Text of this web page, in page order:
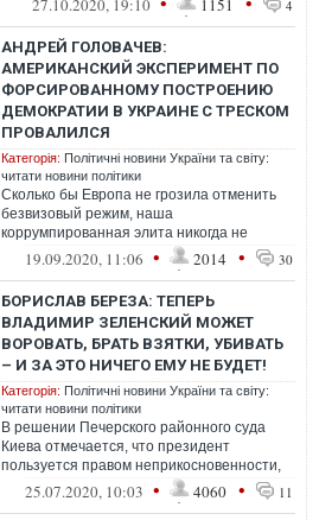
27.10.2020, 19:10 1151 4
АНДРЕЙ ГОЛОВАЧЕВ:
АМЕРИКАНСКИЙ ЭКСПЕРИМЕНТ ПО
ФОРСИРОВАННОМУ ПОСТРОЕНИЮ
ДЕМОКРАТИИ В УКРАИНЕ С ТРЕСКОМ
ПРОВАЛИЛСЯ
Категорія: Політичні новини України та світу:
читати новини політики
Сколько бы Европа не грозила отменить
безвизовый режим, наша
коррумпированная элита никогда не
позволит Западу иметь саму себя с
помощью ГПУ и антикор...
19.09.2020, 11:06 • 2014 • 30
БОРИСЛАВ БЕРЕЗА: ТЕПЕРЬ
ВЛАДИМИР ЗЕЛЕНСКИЙ МОЖЕТ
ВОРОВАТЬ, БРАТЬ ВЗЯТКИ, УБИВАТЬ
– И ЗА ЭТО НИЧЕГО ЕМУ НЕ БУДЕТ!
Категорія: Політичні новини України та світу:
читати новини політики
В решении Печерского районного суда
Киева отмечается, что президент
пользуется правом неприкосновенности,
поэтому против него не может быть
25.07.2020, 10:03 • 4060 • 11